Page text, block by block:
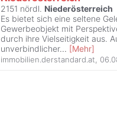
2151 nördl. Niederösterreich
Es bietet sich eine seltene
Gewerbeobjekt mit
durch ihre Vielseitigkeit aus.
unverbindlicher... [Mehr]
immobilien.derstandard.at